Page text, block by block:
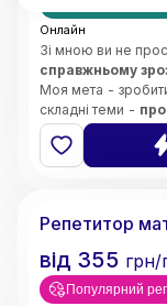
Онлайн
Зі мною ви не
справжньому
Моя мета -
складні теми -
Особливу увагу
концепцій
і
Викладаюбез
Репетитор
від 355 грн/
Популярний